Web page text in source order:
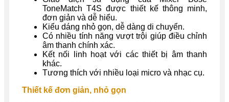
ToneMatch T4S được thiết kế thông minh,
đơn giản và dễ hiểu.
Kiểu dáng nhỏ gọn, dễ dàng di chuyển.
Có nhiều tính năng vượt trội giúp điều chỉnh
âm thanh chính xác.
Kết nối linh hoạt với các thiết bị âm thanh
khác.
Tương thích với nhiều loại micro và nhạc cụ.
Thiết kế đơn giản, nhỏ gọn